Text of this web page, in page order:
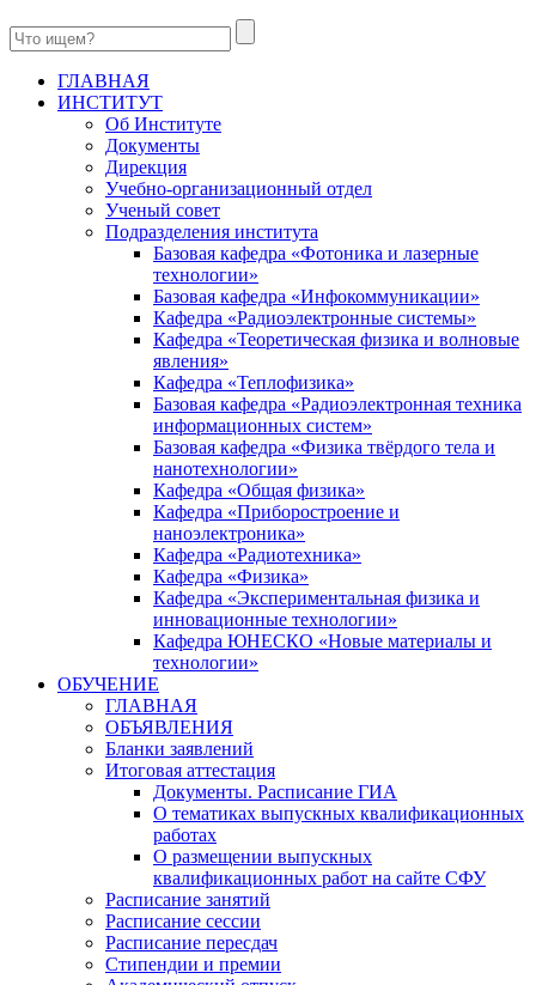
ГЛАВНАЯ
ИНСТИТУТ
Об Институте
Документы
Дирекция
Учебно-организационный отдел
Ученый совет
Подразделения института
Базовая кафедра «Фотоника и лазерные
технологии»
Базовая кафедра «Инфокоммуникации»
Кафедра «Радиоэлектронные системы»
Кафедра «Теоретическая физика и волновые
явления»
Кафедра «Теплофизика»
Базовая кафедра «Радиоэлектронная техника
информационных систем»
Базовая кафедра «Физика твёрдого тела и
нанотехнологии»
Кафедра «Общая физика»
Кафедра «Приборостроение и
наноэлектроника»
Кафедра «Радиотехника»
Кафедра «Физика»
Кафедра «Экспериментальная физика и
инновационные технологии»
Кафедра ЮНЕСКО «Новые материалы и
технологии»
ОБУЧЕНИЕ
ГЛАВНАЯ
ОБЪЯВЛЕНИЯ
Бланки заявлений
Итоговая аттестация
Документы. Расписание ГИА
О тематиках выпускных квалификационных
работах
О размещении выпускных
квалификационных работ на сайте СФУ
Расписание занятий
Расписание сессии
Расписание пересдач
Стипендии и премии